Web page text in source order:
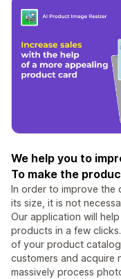
We help you to
To make the
In order to improve the
its size, it is not
Our application will
products in a few
of your product
customers and acquire
massively process